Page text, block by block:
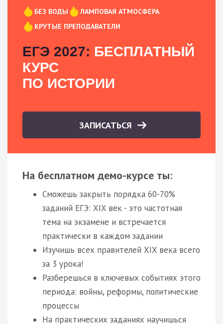
БЕЗ ВОДЫ
ЛАМПОВАЯ АТМОСФЕРА
КРУТЫЕ ПРЕПОДАВАТЕЛИ
ЕГЭ 2027: БЕСПЛАТНЫЙ
КУРС
ПО ИСТОРИИ
ЗАПИСАТЬСЯ
На бесплатном демо-курсе ты:
Сможешь закрыть порядка 60-70%
заданий ЕГЭ: XIX век - это частотная
тема на экзамене и встречается
практически в каждом задании
Изучишь всех правителей XIX века всего
за 3 урока!
Разберешься в ключевых событиях этого
периода: войны, реформы, политические
процессы
На практических заданиях научишься